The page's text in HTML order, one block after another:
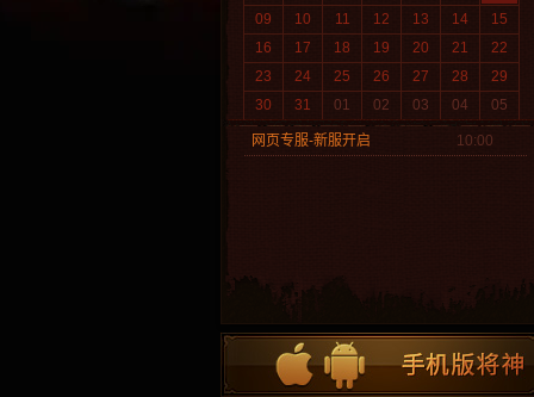
09
10 11 12 13 14
15
16
17 18 19 20 21
22
23
24 25 26 27 28
29
30
31 01 02 03 04 05
网页专服-新服开启 10:00